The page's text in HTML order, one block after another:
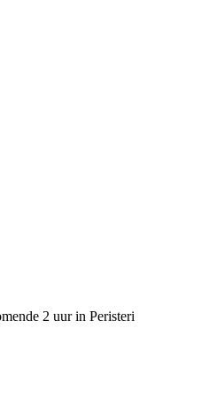
2 uur in Peristeri